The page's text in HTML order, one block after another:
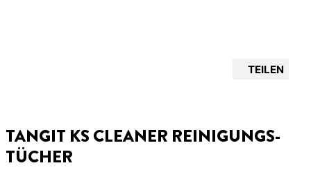
TEILEN
TANGIT KS CLEANER REINIGUNGS-
TÜCHER